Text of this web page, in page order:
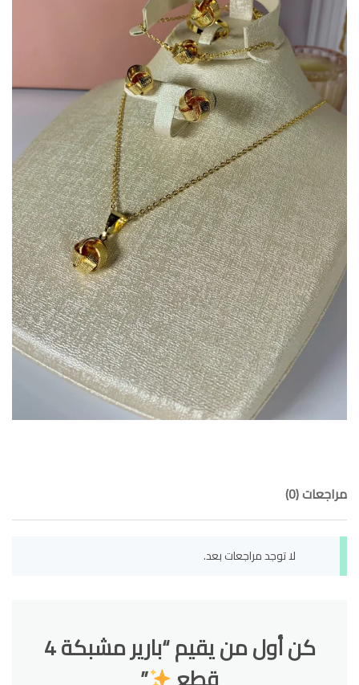
مراجعات (0)
لا توجد مراجعات بعد.
كن أول من يقيم “بارير مشبكة 4